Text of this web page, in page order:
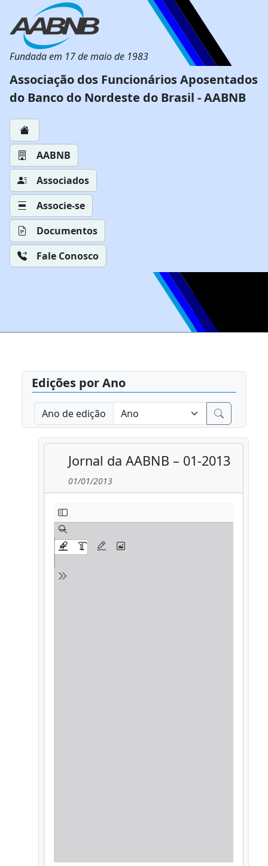
Fundada em 17 de maio de 1983
Associação dos Funcionários Aposentados
do Banco do Nordeste do Brasil - AABNB
AABNB
Associados
Associe-se
Documentos
Fale Conosco
Edições por Ano
Ano de edição
Jornal da AABNB – 01-2013
01/01/2013